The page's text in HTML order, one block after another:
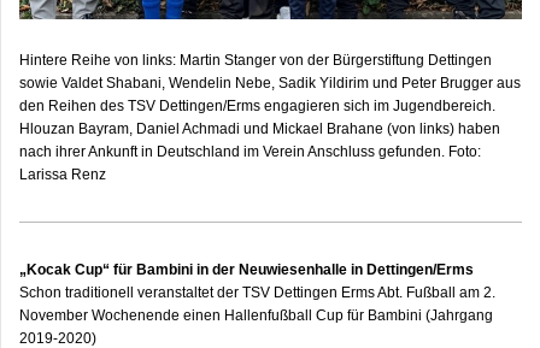
Hintere Reihe von links: Martin Stanger von der Bürgerstiftung Dettingen
sowie Valdet Shabani, Wendelin Nebe, Sadik Yildirim und Peter Brugger aus
den Reihen des TSV Dettingen/Erms engagieren sich im Jugendbereich.
Hlouzan Bayram, Daniel Achmadi und Mickael Brahane (von links) haben
nach ihrer Ankunft in Deutschland im Verein Anschluss gefunden. Foto:
Larissa Renz
„Kocak Cup“ für Bambini in der Neuwiesenhalle in Dettingen/Erms
Schon traditionell veranstaltet der TSV Dettingen Erms Abt. Fußball am 2.
November Wochenende einen Hallenfußball Cup für Bambini (Jahrgang
2019-2020)